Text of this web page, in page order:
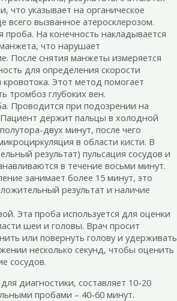
что указывает на органическое
всего вызванное атеросклерозом.
проба. На конечность накладывается
что нарушает
После снятия манжеты измеряется
для определения скорости
кровотока. Этот метод помогает
тромбоз глубоких вен.
Проводится при подозрении на
держит пальцы в холодной
двух минут, после чего
в области кисти. В
результат) пульсация сосудов и
в течение восьми минут.
занимает более 15 минут, это
результат и наличие
Эта проба используется для оценки
шеи и головы. Врач просит
или повернуть голову и удерживать
несколько секунд, чтобы оценить
сосудов.
диагностики, составляет 10-20
пробами – 40-60 минут.